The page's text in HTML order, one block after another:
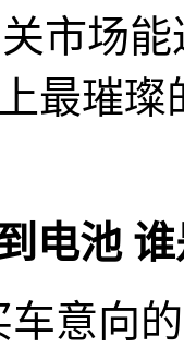
市场
最璀
电池
车意向